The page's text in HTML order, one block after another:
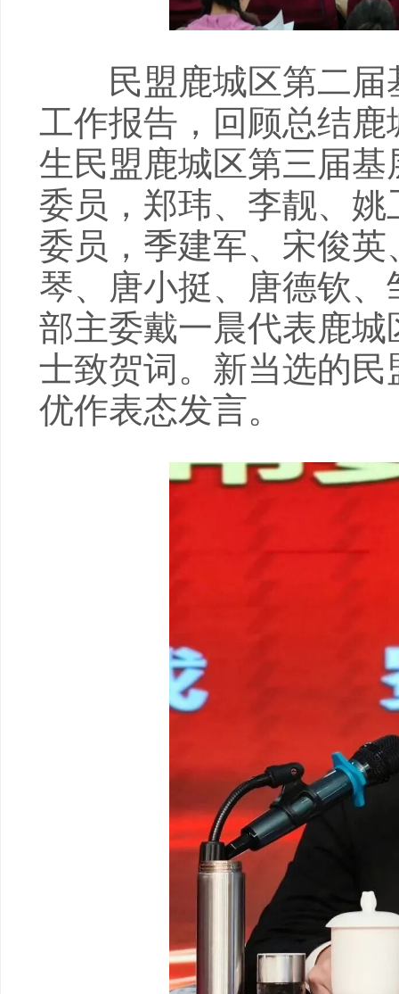
民盟鹿城区第二届
工作报告，回顾总结
生民盟鹿城区第三届
委员，郑玮、李靓、
委员，季建军、宋俊
琴、唐小挺、唐德钦
部主委戴一晨代表鹿
士致贺词。新当选的
优作表态发言。